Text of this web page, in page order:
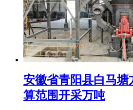
安徽省青阳县白马塘
算范围开采万吨